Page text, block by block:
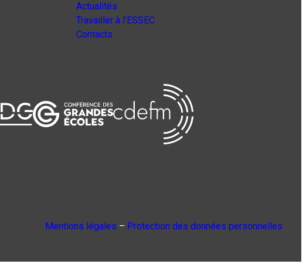
Actualités
Travailler à l’ESSEC
Contacts
Mentions légales – Protection des données personnelles